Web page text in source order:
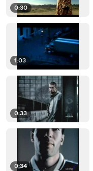
0:30
1:03
0:33
0:34